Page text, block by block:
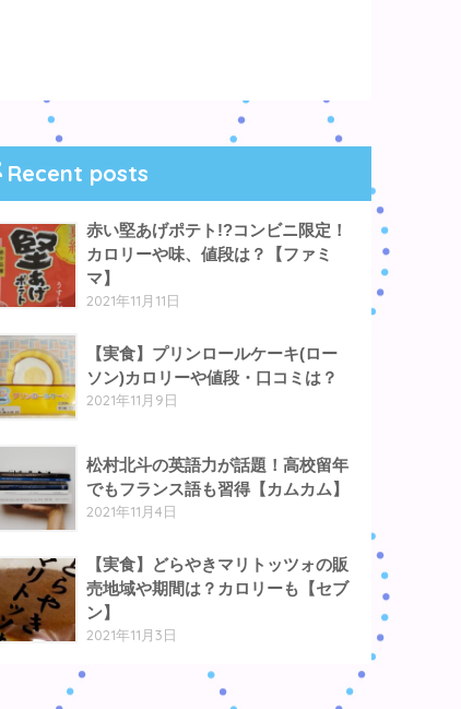
Recent posts
赤い堅あげポテト!?コンビニ限定！
カロリーや味、値段は？【ファミ
マ】
2021年11月11日
【実食】プリンロールケーキ(ロー
ソン)カロリーや値段・口コミは？
2021年11月9日
松村北斗の英語力が話題！高校留年
でもフランス語も習得【カムカム】
2021年11月4日
【実食】どらやきマリトッツォの販
売地域や期間は？カロリーも【セブ
ン】
2021年11月3日